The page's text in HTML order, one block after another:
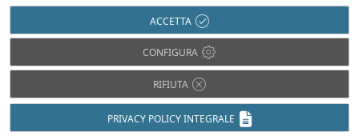
Per la tua pubblicità
newsletter
ACCETTA
CONFIGURA
RIFIUTA
PRIVACY POLICY INTEGRALE